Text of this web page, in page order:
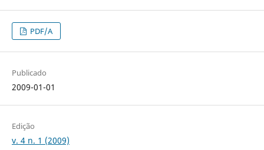
PDF/A
Publicado
2009-01-01
Edição
v. 4 n. 1 (2009)